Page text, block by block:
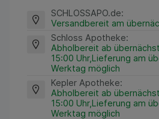
SCHLOSSAPO.de:
Versandbereit am
Schloss Apotheke:
Abholbereit ab
15:00 Uhr,Lieferung am
Werktag möglich
Kepler Apotheke:
Abholbereit ab
15:00 Uhr,Lieferung am
Werktag möglich